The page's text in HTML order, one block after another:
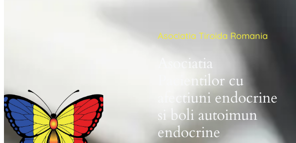
Asociatia Tiroida Romania
Asociatia
Pacientilor cu
afectiuni endocrine
si boli autoimun
endocrine